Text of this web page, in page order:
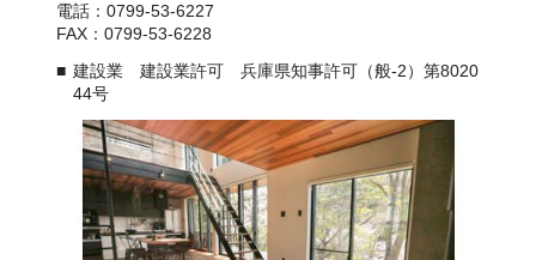
電話：0799-53-6227
FAX：0799-53-6228
建設業 建設業許可 兵庫県知事許可（般-2）第8020
44号